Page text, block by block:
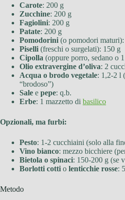
Carote: 200 g
Zucchine: 200 g
Fagiolini: 200 g
Patate: 200 g
Pomodorini (o pomodori
Piselli (freschi o surgelati): 150 g
Cipolla (oppure porro, sedano o
Olio extravergine d’oliva: 2
Acqua o brodo vegetale: 1,2-2 l
“brodoso”)
Sale e pepe: q.b.
Erbe: 1 mazzetto di basilico
Opzionali, ma furbi:
Pesto: 1-2 cucchiaini (solo alla
Vino bianco: mezzo bicchiere
Bietola o spinaci: 150-200 g (se
Borlotti cotti o lenticchie rosse:
Metodo